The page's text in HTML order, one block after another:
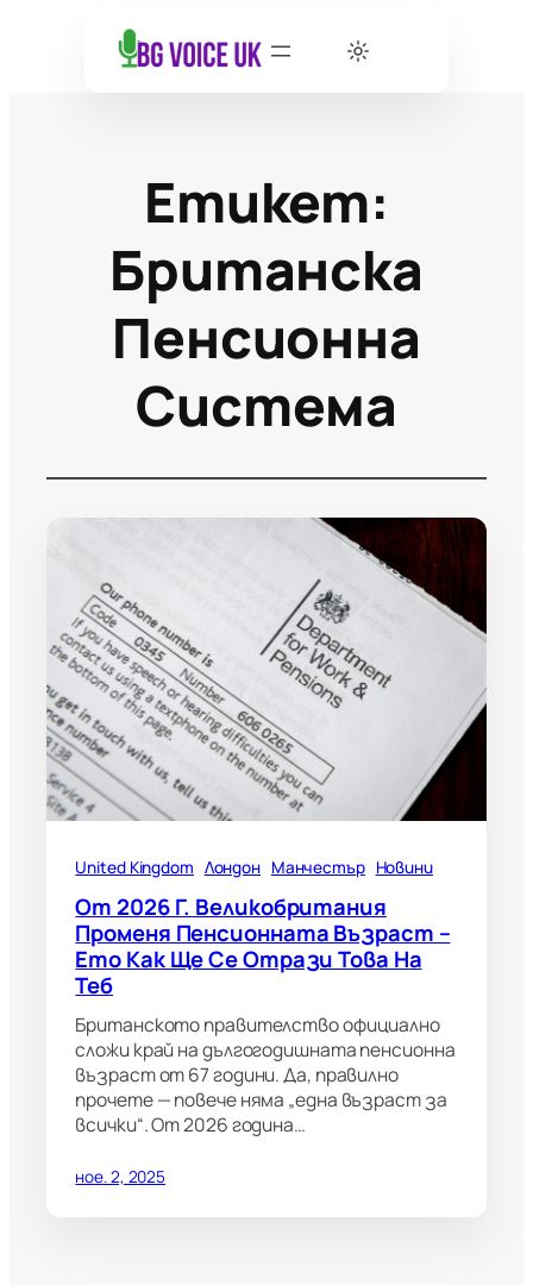
Етикет:
Британска
Пенсионна
Система
United Kingdom Лондон Манчестър Новини
От 2026 Г. Великобритания
Променя Пенсионната Възраст –
Ето Как Ще Се Отрази Това На
Теб
Британското правителство официално
сложи край на дългогодишната пенсионна
възраст от 67 години. Да, правилно
прочете — повече няма „една възраст за
всички“. От 2026 година…
ное. 2, 2025